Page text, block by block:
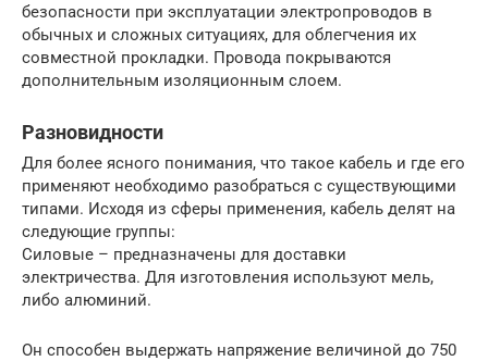
безопасности при эксплуатации электропроводов в
обычных и сложных ситуациях, для облегчения их
совместной прокладки. Провода покрываются
дополнительным изоляционным слоем.
Разновидности
Для более ясного понимания, что такое кабель и где его
применяют необходимо разобраться с существующими
типами. Исходя из сферы применения, кабель делят на
следующие группы:
Силовые – предназначены для доставки
электричества. Для изготовления используют мель,
либо алюминий.
Он способен выдержать напряжение величиной до 750